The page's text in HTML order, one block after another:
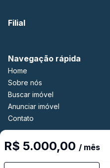
R$ 5.000,00 / mês
Filial
Navegação rápida
Home
Sobre nós
Buscar imóvel
Anunciar imóvel
Contato
Selo